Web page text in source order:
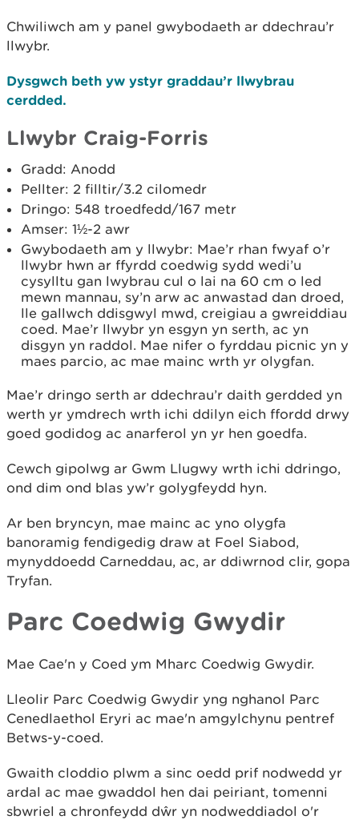
Chwiliwch am y panel gwybodaeth ar ddechrau’r
llwybr.
Dysgwch beth yw ystyr graddau’r llwybrau
cerdded.
Llwybr Craig-Forris
Gradd: Anodd
Pellter: 2 filltir/3.2 cilomedr
Dringo: 548 troedfedd/167 metr
Amser: 1½-2 awr
Gwybodaeth am y llwybr: Mae’r rhan fwyaf o’r
llwybr hwn ar ffyrdd coedwig sydd wedi’u
cysylltu gan lwybrau cul o lai na 60 cm o led
mewn mannau, sy’n arw ac anwastad dan droed,
lle gallwch ddisgwyl mwd, creigiau a gwreiddiau
coed. Mae’r llwybr yn esgyn yn serth, ac yn
disgyn yn raddol. Mae nifer o fyrddau picnic yn y
maes parcio, ac mae mainc wrth yr olygfan.
Mae’r dringo serth ar ddechrau’r daith gerdded yn
werth yr ymdrech wrth ichi ddilyn eich ffordd drwy
goed godidog ac anarferol yn yr hen goedfa.
Cewch gipolwg ar Gwm Llugwy wrth ichi ddringo,
ond dim ond blas yw’r golygfeydd hyn.
Ar ben bryncyn, mae mainc ac yno olygfa
banoramig fendigedig draw at Foel Siabod,
mynyddoedd Carneddau, ac, ar ddiwrnod clir, gopa
Tryfan.
Parc Coedwig Gwydir
Mae Cae'n y Coed ym Mharc Coedwig Gwydir.
Lleolir Parc Coedwig Gwydir yng nghanol Parc
Cenedlaethol Eryri ac mae'n amgylchynu pentref
Betws-y-coed.
Gwaith cloddio plwm a sinc oedd prif nodwedd yr
ardal ac mae gwaddol hen dai peiriant, tomenni
sbwriel a chronfeydd dŵr yn nodweddiadol o'r